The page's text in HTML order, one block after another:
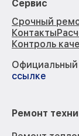
Сервис
Срочный
Контакты
Контроль
Официальный
ссылке
Ремонт